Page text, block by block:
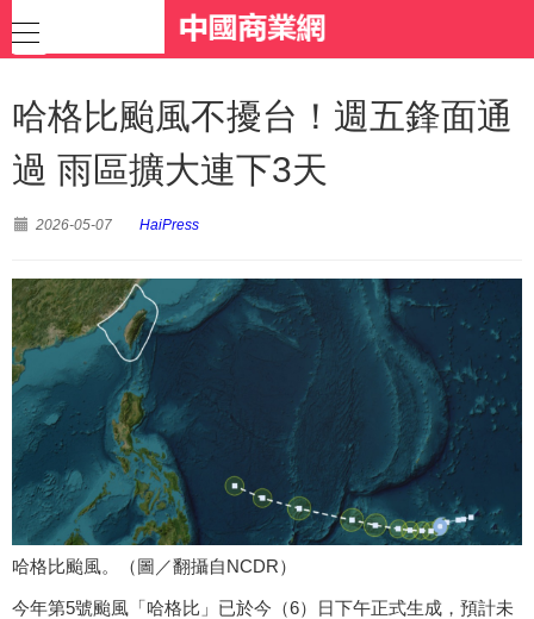
哈格比颱風不擾台！週五鋒面通
過 雨區擴大連下3天
2026-05-07 HaiPress
哈格比颱風。（圖／翻攝自NCDR）
今年第5號颱風「哈格比」已於今（6）日下午正式生成，預計未